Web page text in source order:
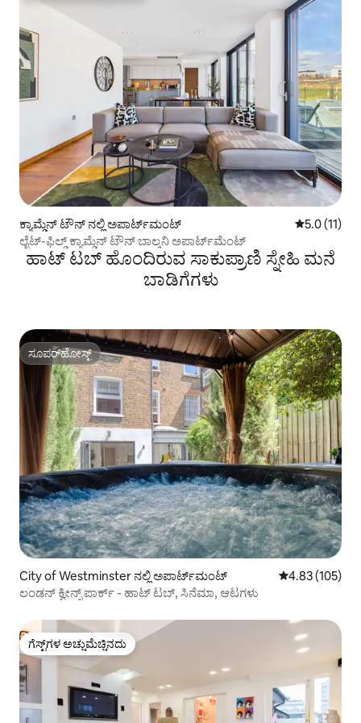
ಕ್ಯಾಮ್ಡೆನ್ ಟೌನ್ ನಲ್ಲಿ ಅಪಾರ್ಟ್‌ಮಂಟ್ 5 ರಲ್ಲಿ 5.0
5.0 (11)
ಲೈಟ್-ಫಿಲ್ಡ್ ಕ್ಯಾಮ್ಡೆನ್ ಟೌನ್ ಬಾಲ್ಕನಿ ಅಪಾರ್ಟ್‌ಮೆಂಟ್
ಹಾಟ್ ಟಬ್ ಹೊಂದಿರುವ ಸಾಕುಪ್ರಾಣಿ ಸ್ನೇಹಿ ಮನೆ
ಬಾಡಿಗೆಗಳು
ಸೂಪರ್‌ಹೋಸ್ಟ್
ಸೂಪರ್‌ಹೋಸ್ಟ್
City of Westminster ನಲ್ಲಿ ಅಪಾರ್ಟ್‌ಮಂಟ್ 5 ರಲ್ಲಿ 4.83
4.83 (105)
ಲಂಡನ್ ಕ್ವೀನ್ಸ್ ಪಾರ್ಕ್ - ಹಾಟ್ ಟಬ್, ಸಿನೆಮಾ, ಆಟಗಳು
ಗೆಸ್ಟ್‌ಗಳ ಅಚ್ಚುಮೆಚ್ಚಿನದು
ಗೆಸ್ಟ್‌ಗಳ ಅಚ್ಚುಮೆಚ್ಚಿನದು